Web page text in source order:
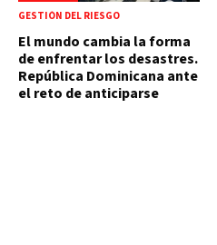
GESTIÓN DEL RIESGO
El mundo cambia la forma
de enfrentar los desastres.
República Dominicana ante
el reto de anticiparse